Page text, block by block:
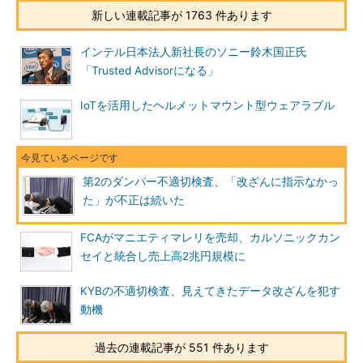
新しい連載記事が 1763 件あります
インテル日本法人新社長のソニー鈴木国正氏
「Trusted Advisorになる」
IoTを活用したヘルメットマウント型ウェアラブル
第2のダンパー不適切検査、「改ざんに指示なかっ
た」が不正は続いた
FCAがマニエティマレリを売却、カルソニックカン
セイと統合し売上高2兆円規模に
KYBの不適切検査、見えてきたデータ改ざんを犯す
動機
過去の連載記事が 551 件あります